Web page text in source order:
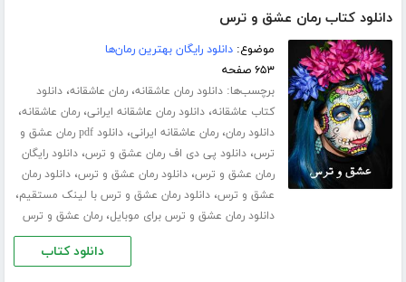
دانلود کتاب رمان عشق و ترس
موضوع:دانلود رایگان بهترین رمان‌ها
۶۵۳ صفحه
برچسب‌ها:دانلود رمان عاشقانه،رمان عاشقانه،دانلود
کتاب عاشقانه،دانلود رمان عاشقانه ایرانی،رمان عاشقانه،
دانلود رمان،رمان عاشقانه ایرانی،
دانلود pdf رمان عشق و
ترس،دانلود پی دی اف رمان عشق و ترس،دانلود رایگان
رمان عشق و ترس،دانلود رمان عشق و ترس،دانلود رمان
عشق و ترس،دانلود رمان عشق و ترس با لینک مستقیم،
دانلود رمان عشق و ترس برای موبایل،رمان عشق و ترس
دانلود کتاب